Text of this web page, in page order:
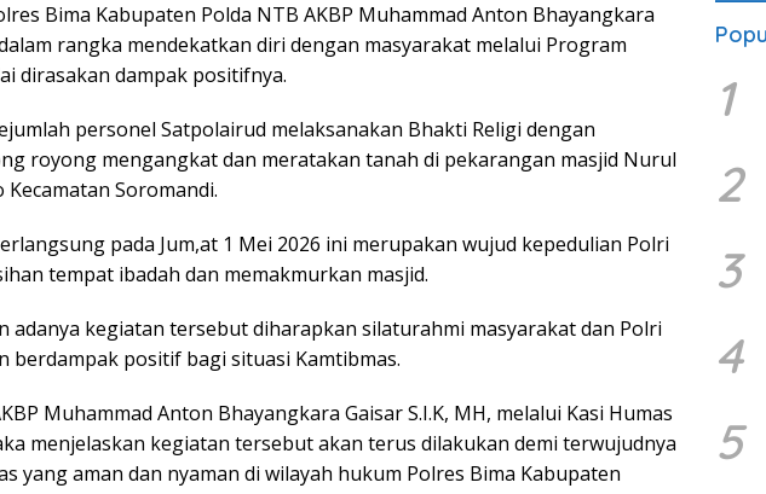
Bima Kabupaten Polda NTB AKBP Muhammad Anton Bhayangkara
dalam rangka mendekatkan diri dengan masyarakat melalui Program
dirasakan dampak positifnya.
personel Satpolairud melaksanakan Bhakti Religi dengan
royong mengangkat dan meratakan tanah di pekarangan masjid Nurul
Kecamatan Soromandi.
pada Jum,at 1 Mei 2026 ini merupakan wujud kepedulian Polri
tempat ibadah dan memakmurkan masjid.
adanya kegiatan tersebut diharapkan silaturahmi masyarakat dan Polri
berdampak positif bagi situasi Kamtibmas.
Muhammad Anton Bhayangkara Gaisar S.I.K, MH, melalui Kasi Humas
menjelaskan kegiatan tersebut akan terus dilakukan demi terwujudnya
yang aman dan nyaman di wilayah hukum Polres Bima Kabupaten
1
2
3
4
5